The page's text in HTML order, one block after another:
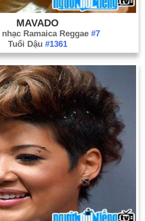
MAVADO
Ramaica Reggae #7
Tuổi Dậu #1361